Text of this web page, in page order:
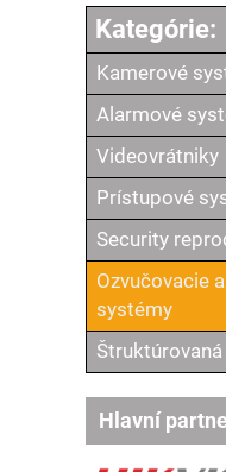
Kamerové
Alarmové
Videovrátniky
Prístupové
Security
Ozvučovacie
systémy
Hlavní